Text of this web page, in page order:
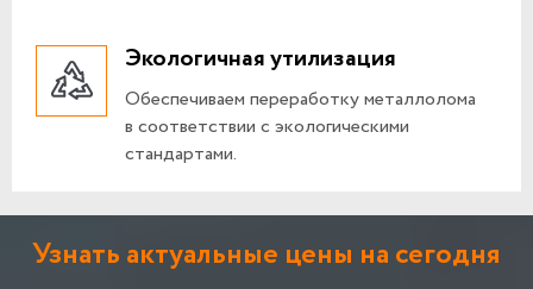
Экологичная утилизация
Обеспечиваем переработку металлолома
в соответствии с экологическими
стандартами.
Узнать актуальные цены на сегодня